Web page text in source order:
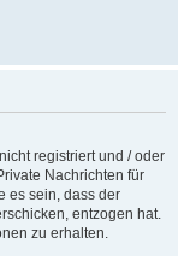
registriert und / oder
Nachrichten für
es sein, dass der
entzogen hat.
zu erhalten.